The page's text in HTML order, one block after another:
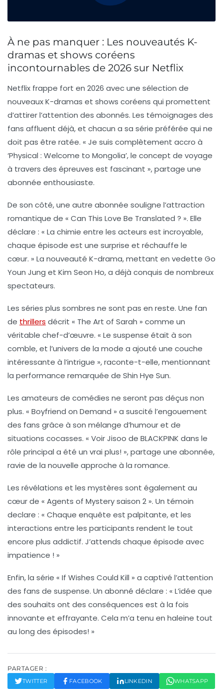
À ne pas manquer : Les nouveautés K-
dramas et shows coréens
incontournables de 2026 sur Netflix
Netflix frappe fort en 2026 avec une sélection de
nouveaux K-dramas et shows coréens qui promettent
d’attirer l’attention des abonnés. Les témoignages des
fans affluent déjà, et chacun a sa série préférée qui ne
doit pas être ratée. « Je suis complètement accro à
‘Physical : Welcome to Mongolia’, le concept de voyage
à travers des épreuves est fascinant », partage une
abonnée enthousiaste.
De son côté, une autre abonnée souligne l’attraction
romantique de « Can This Love Be Translated ? ». Elle
déclare : « La chimie entre les acteurs est incroyable,
chaque épisode est une surprise et réchauffe le
cœur. » La nouveauté K-drama, mettant en vedette Go
Youn Jung et Kim Seon Ho, a déjà conquis de nombreux
spectateurs.
Les séries plus sombres ne sont pas en reste. Une fan
de thrillers décrit « The Art of Sarah » comme un
véritable chef-d’œuvre. « Le suspense était à son
comble, et l’univers de la mode a ajouté une couche
intéressante à l’intrigue », raconte-t-elle, mentionnant
la performance remarquée de Shin Hye Sun.
Les amateurs de comédies ne seront pas déçus non
plus. « Boyfriend on Demand » a suscité l’engouement
des fans grâce à son mélange d’humour et de
situations cocasses. « VoirJisoo de BLACKPINK dans le
rôle principal a été un vrai plus! », partage une abonnée,
ravie de la nouvelle approche à la romance.
Les révélations et les mystères sont également au
cœur de « Agents of Mystery saison 2 ». Un témoin
declare : « Chaque enquête est palpitante, et les
interactions entre les participants rendent le tout
encore plus addictif. J’attends chaque épisode avec
impatience ! »
Enfin, la série « If Wishes Could Kill » a captivé l’attention
des fans de suspense. Un abonné déclare : « L’idée que
des souhaits ont des conséquences est à la fois
innovante et effrayante. Cela m’a tenu en haleine tout
au long des épisodes! »
PARTAGER :
TWITTER FACEBOOK LINKEDIN WHATSAPP